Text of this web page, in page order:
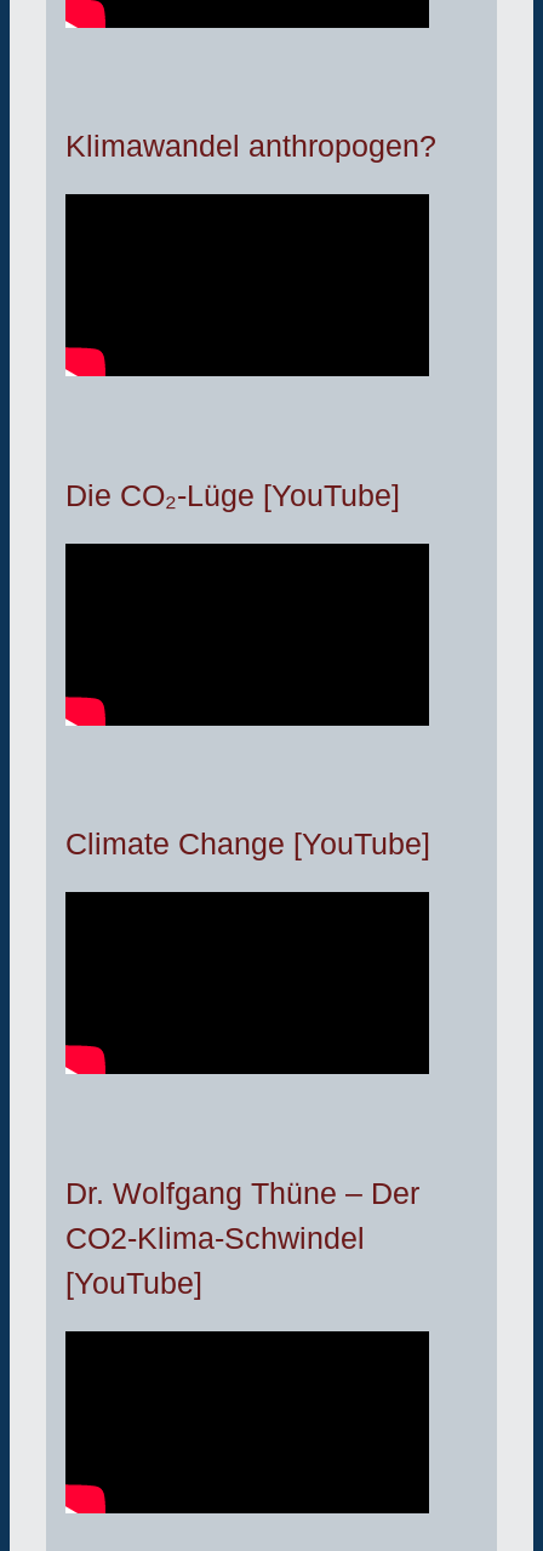
Klimawandel anthropogen?
Die CO₂-Lüge [YouTube]
Climate Change [YouTube]
Dr. Wolfgang Thüne – Der
CO2-Klima-Schwindel
[YouTube]